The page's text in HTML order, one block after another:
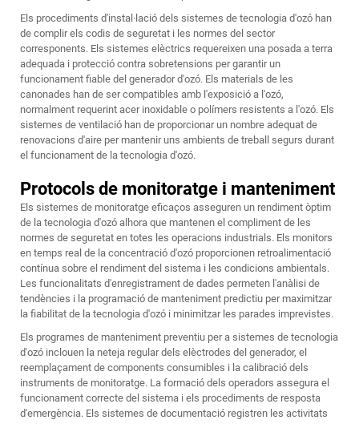
Els procediments d'instal·lació dels sistemes de tecnologia d'ozó han
de complir els codis de seguretat i les normes del sector
corresponents. Els sistemes elèctrics requereixen una posada a terra
adequada i protecció contra sobretensions per garantir un
funcionament fiable del generador d'ozó. Els materials de les
canonades han de ser compatibles amb l'exposició a l'ozó,
normalment requerint acer inoxidable o polímers resistents a l'ozó. Els
sistemes de ventilació han de proporcionar un nombre adequat de
renovacions d'aire per mantenir uns ambients de treball segurs durant
el funcionament de la tecnologia d'ozó.
Protocols de monitoratge i manteniment
Els sistemes de monitoratge eficaços asseguren un rendiment òptim
de la tecnologia d'ozó alhora que mantenen el compliment de les
normes de seguretat en totes les operacions industrials. Els monitors
en temps real de la concentració d'ozó proporcionen retroalimentació
contínua sobre el rendiment del sistema i les condicions ambientals.
Les funcionalitats d'enregistrament de dades permeten l'anàlisi de
tendències i la programació de manteniment predictiu per maximitzar
la fiabilitat de la tecnologia d'ozó i minimitzar les parades imprevistes.
Els programes de manteniment preventiu per a sistemes de tecnologia
d'ozó inclouen la neteja regular dels elèctrodes del generador, el
reemplaçament de components consumibles i la calibració dels
instruments de monitoratge. La formació dels operadors assegura el
funcionament correcte del sistema i els procediments de resposta
d'emergència. Els sistemes de documentació registren les activitats